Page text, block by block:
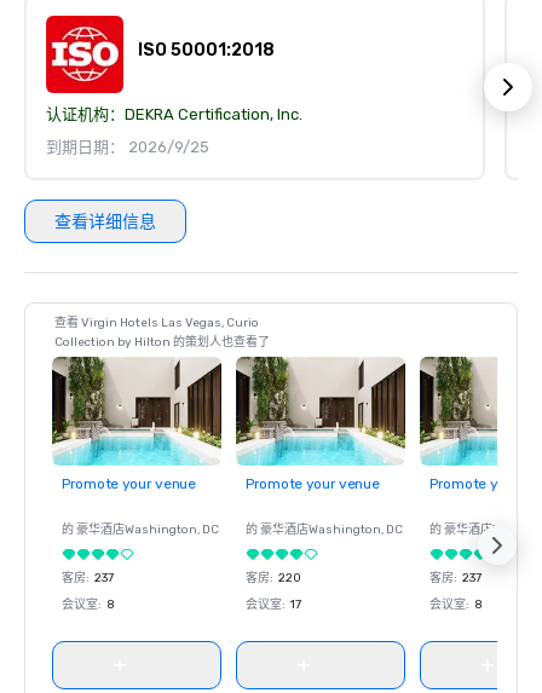
ISO 50001:2018
认证机构： DEKRA Certification, Inc.
到期日期： 2026/9/25
查看详细信息
查看 Virgin Hotels Las Vegas, Curio
Collection by Hilton 的策划人也查看了
Promote your venue
的 豪华酒店Washington, DC
客房: 237
会议室: 8
Promote your venue
的 豪华酒店Washington, DC
客房: 220
会议室: 17
Promote your
的 豪华酒店
客房: 237
会议室: 8